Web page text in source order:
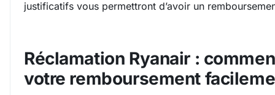
justificatifs vous permettront d’avoir un
Réclamation Ryanair :
votre remboursement